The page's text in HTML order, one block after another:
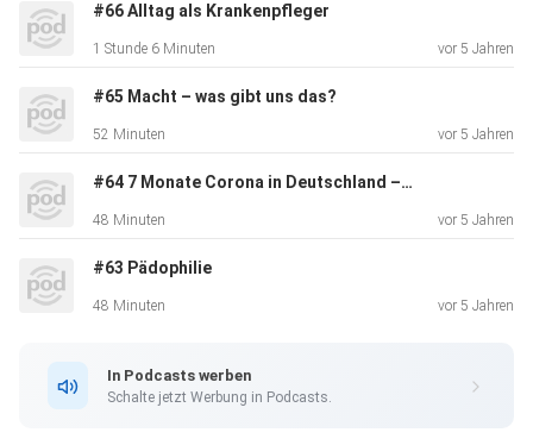
#66 Alltag als Krankenpfleger
1 Stunde 6 Minuten vor 5 Jahren
#65 Macht – was gibt uns das?
52 Minuten vor 5 Jahren
#64 7 Monate Corona in Deutschland – Ein Fazit
48 Minuten vor 5 Jahren
#63 Pädophilie
48 Minuten vor 5 Jahren
In Podcasts werben
Schalte jetzt Werbung in Podcasts.